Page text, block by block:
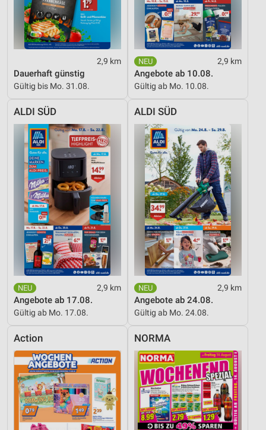
2,9 km
Dauerhaft günstig
Gültig bis Mo. 31.08.
2,9 km
Angebote ab 10.08.
Gültig ab Mo. 10.08.
ALDI SÜD
2,9 km
Angebote ab 17.08.
Gültig ab Mo. 17.08.
ALDI SÜD
2,9 km
Angebote ab 24.08.
Gültig ab Mo. 24.08.
Action NORMA